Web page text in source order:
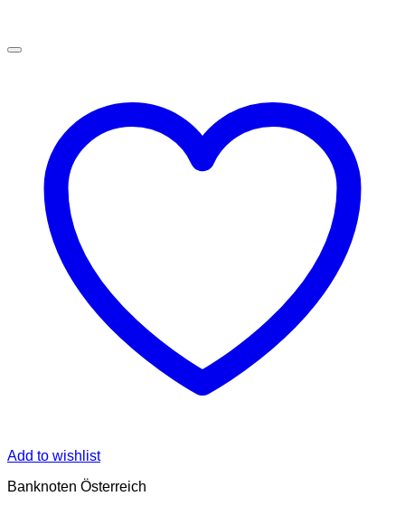
Add to wishlist
Banknoten Österreich